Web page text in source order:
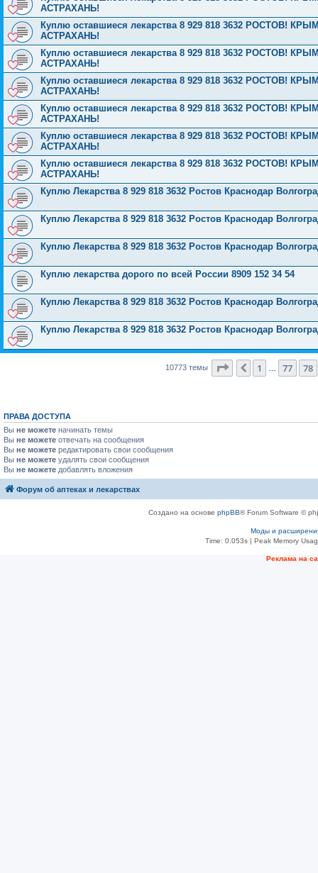
АСТРАХАНЬ!
Куплю оставшиеся лекарства 8 929 818 3632 РОСТОВ!
АСТРАХАНЬ!
Куплю оставшиеся лекарства 8 929 818 3632 РОСТОВ!
АСТРАХАНЬ!
Куплю оставшиеся лекарства 8 929 818 3632 РОСТОВ!
АСТРАХАНЬ!
Куплю оставшиеся лекарства 8 929 818 3632 РОСТОВ!
АСТРАХАНЬ!
Куплю оставшиеся лекарства 8 929 818 3632 РОСТОВ!
АСТРАХАНЬ!
Куплю оставшиеся лекарства 8 929 818 3632 РОСТОВ!
АСТРАХАНЬ!
Куплю Лекарства 8 929 818 3632 Ростов Краснодар
Куплю Лекарства 8 929 818 3632 Ростов Краснодар
Куплю Лекарства 8 929 818 3632 Ростов Краснодар
Куплю лекарства дорого по всей России 8909 152 34 54
Куплю Лекарства 8 929 818 3632 Ростов Краснодар
Куплю Лекарства 8 929 818 3632 Ростов Краснодар
10773 темы Страница 79из 431
Пред.
1 77 78
ПРАВА ДОСТУПА
Вы не можете начинать темы
Вы не можете отвечать на сообщения
Вы не можете редактировать свои сообщения
Вы не можете удалять свои сообщения
Вы не можете добавлять вложения
Форум об аптеках и лекарствах
Создано на основе phpBB® Forum Software ©
Моды и
Time: 0.053s| Peak Memory
Рeклама на